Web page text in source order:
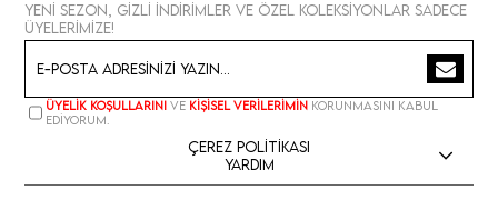
Yeni sezon, gizli indirimler ve özel koleksiyonlar sadece
üyelerimize!
Üyelik koşullarını ve kişisel verilerimin korunmasını kabul
ediyorum.
Çerez Politikası
Yardım